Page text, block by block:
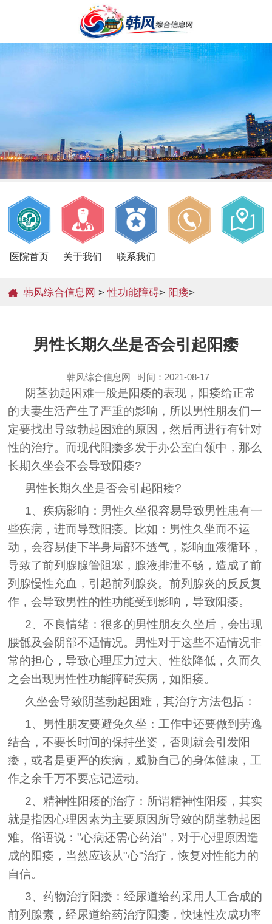
医院首页 关于我们 联系我们
韩风综合信息网 >性功能障碍> 阳痿>
男性长期久坐是否会引起阳痿
韩风综合信息网 时间：2021-08-17
阴茎勃起困难一般是阳痿的表现，阳痿给正常
的夫妻生活产生了严重的影响，所以男性朋友们一
定要找出导致勃起困难的原因，然后再进行有针对
性的治疗。而现代阳痿多发于办公室白领中，那么
长期久坐会不会导致阳痿?
男性长期久坐是否会引起阳痿?
1、疾病影响：男性久坐很容易导致男性患有一
些疾病，进而导致阳痿。比如：男性久坐而不运
动，会容易使下半身局部不透气，影响血液循环，
导致了前列腺腺管阻塞，腺液排泄不畅，造成了前
列腺慢性充血，引起前列腺炎。前列腺炎的反反复
作，会导致男性的性功能受到影响，导致阳痿。
2、不良情绪：很多的男性朋友久坐后，会出现
腰骶及会阴部不适情况。男性对于这些不适情况非
常的担心，导致心理压力过大、性欲降低，久而久
之会出现男性性功能障碍疾病，如阳痿。
久坐会导致阴茎勃起困难，其治疗方法包括：
1、男性朋友要避免久坐：工作中还要做到劳逸
结合，不要长时间的保持坐姿，否则就会引发阳
痿，或者是更严的疾病，威胁自己的身体健康，工
作之余千万不要忘记运动。
2、精神性阳痿的治疗：所谓精神性阳痿，其实
就是指因心理因素为主要原因所导致的阴茎勃起困
难。俗语说："心病还需心药治"，对于心理原因造
成的阳痿，当然应该从"心"治疗，恢复对性能力的
自信。
3、药物治疗阳痿：经尿道给药采用人工合成的
前列腺素，经尿道给药治疗阳痿，快速性次成功率